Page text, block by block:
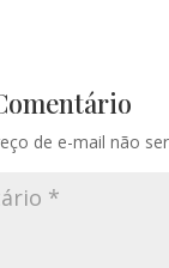
de e-mail não